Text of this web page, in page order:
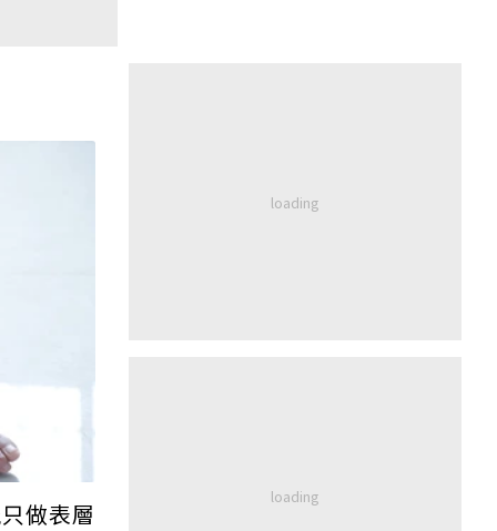
做表層